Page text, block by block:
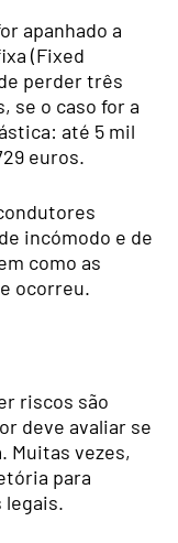
apanhado a
(Fixed
perder três
se o caso for a
até 5 mil
euros.
incómodo e de
como as
ocorreu.
riscos são
deve avaliar se
Muitas vezes,
para
legais.